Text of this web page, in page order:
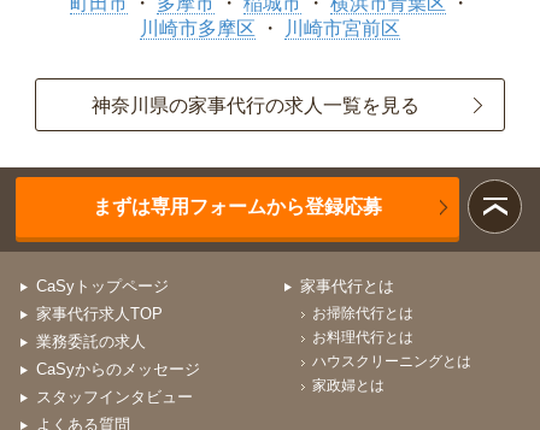
川崎市多摩区
川崎市宮前区
神奈川県の家事代行の求人一覧を見る
まずは専用フォームから登録応募
CaSyトップページ
家事代行求人TOP
業務委託の求人
CaSyからのメッセージ
スタッフインタビュー
よくある質問
家事代行とは
お掃除代行とは
お料理代行とは
ハウスクリーニングとは
家政婦とは